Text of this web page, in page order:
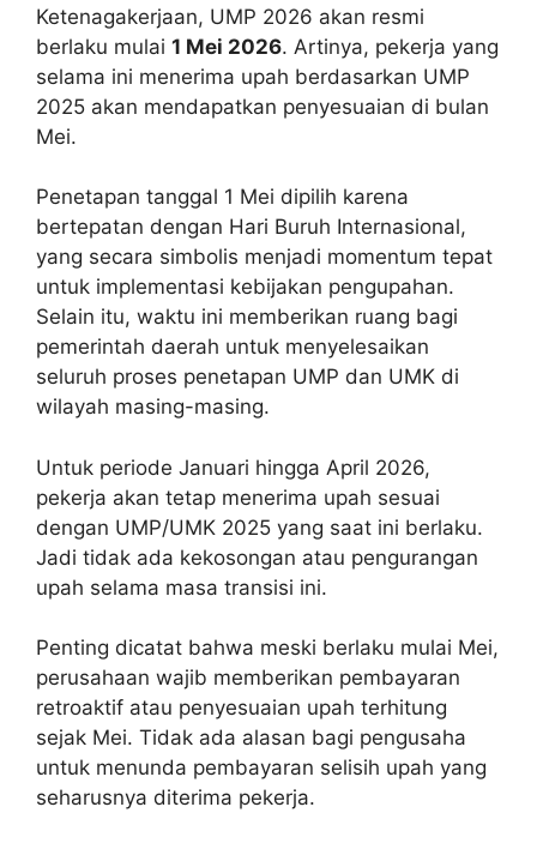
Ketenagakerjaan, UMP 2026 akan resmi
berlaku mulai 1 Mei 2026. Artinya, pekerja yang
selama ini menerima upah berdasarkan UMP
2025 akan mendapatkan penyesuaian di bulan
Mei.
Penetapan tanggal 1 Mei dipilih karena
bertepatan dengan Hari Buruh Internasional,
yang secara simbolis menjadi momentum tepat
untuk implementasi kebijakan pengupahan.
Selain itu, waktu ini memberikan ruang bagi
pemerintah daerah untuk menyelesaikan
seluruh proses penetapan UMP dan UMK di
wilayah masing-masing.
Untuk periode Januari hingga April 2026,
pekerja akan tetap menerima upah sesuai
dengan UMP/UMK 2025 yang saat ini berlaku.
Jadi tidak ada kekosongan atau pengurangan
upah selama masa transisi ini.
Penting dicatat bahwa meski berlaku mulai Mei,
perusahaan wajib memberikan pembayaran
retroaktif atau penyesuaian upah terhitung
sejak Mei. Tidak ada alasan bagi pengusaha
untuk menunda pembayaran selisih upah yang
seharusnya diterima pekerja.